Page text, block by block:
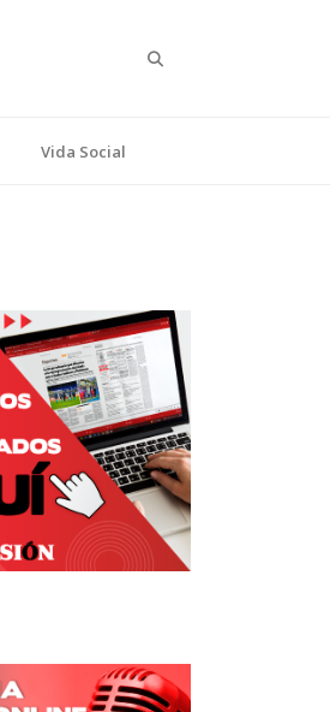
Vida Social